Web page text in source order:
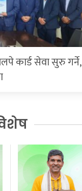
कार्ड सेवा सुरु गर्ने,